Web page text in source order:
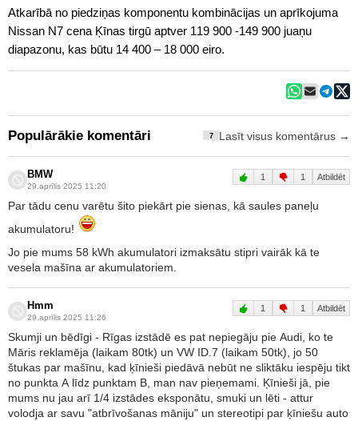
Atkarībā no piedziņas komponentu kombinācijas un aprīkojuma
Nissan N7 cena Ķīnas tirgū aptver 119 900 -149 900 juaņu
diapazonu, kas būtu 14 400 – 18 000 eiro.
Populārākie komentāri 7 Lasīt visus komentārus →
BMW
29.aprīlis 2025 11:20
1 1 Atbildēt
Par tādu cenu varētu šito piekārt pie sienas, kā saules paneļu
akumulatoru!
Jo pie mums 58 kWh akumulatori izmaksātu stipri vairāk kā te
vesela mašīna ar akumulatoriem.
Hmm
29.aprīlis 2025 11:26
1 1 Atbildēt
Skumji un bēdīgi - Rīgas izstādē es pat nepiegāju pie Audi, ko te
Māris reklamēja (laikam 80tk) un VW ID.7 (laikam 50tk), jo 50
štukas par mašīnu, kad ķīnieši piedāvā nebūt ne sliktāku iespēju tikt
no punkta A līdz punktam B, man nav pieņemami. Ķīnieši jā, pie
mums nu jau arī 1/4 izstādes eksponātu, smuki un lēti - attur
volodja ar savu "atbrīvošanas māniju" un stereotipi par ķīniešu auto